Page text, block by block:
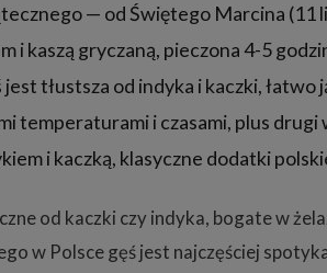
— od Świętego Marcina
i kaszą gryczaną, pieczona 4-5
tłustsza od indyka i kaczki,
temperaturami i czasami, plus
i kaczką, klasyczne dodatki
od kaczki czy indyka, bogate w
w Polsce gęś jest najczęściej